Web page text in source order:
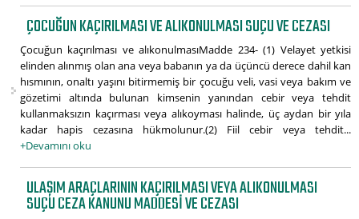
ÇOCUĞUN KAÇIRILMASI VE ALIKONULMASI SUÇU VE CEZASI
Çocuğun kaçırılması ve alıkonulmasıMadde 234- (1) Velayet yetkisi
elinden alınmış olan ana veya babanın ya da üçüncü derece dahil kan
hısmının, onaltı yaşını bitirmemiş bir çocuğu veli, vasi veya bakım ve
gözetimi altında bulunan kimsenin yanından cebir veya tehdit
kullanmaksızın kaçırması veya alıkoyması halinde, üç aydan bir yıla
kadar hapis cezasına hükmolunur.(2) Fiil cebir veya tehdit...
+Devamını oku
ULAŞIM ARAÇLARININ KAÇIRILMASI VEYA ALIKONULMASI
SUÇU CEZA KANUNU MADDESI VE CEZASI